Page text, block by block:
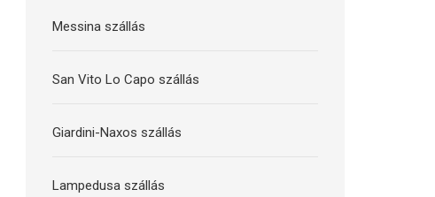
Messina szállás
San Vito Lo Capo szállás
Giardini-Naxos szállás
Lampedusa szállás